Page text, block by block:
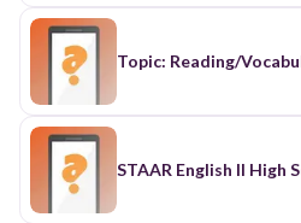
Topic: Reading/
STAAR English II High